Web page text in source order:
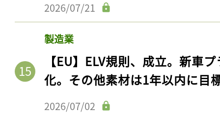
2026/07/21
製造業
【EU】ELV規則、成立。新車
化。その他素材は1年以内に目
2026/07/02